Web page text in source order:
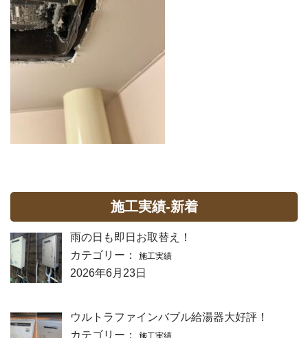
施工実績-新着
雨の日も即日お取替え！
カテゴリー：
施工実績
2026年6月23日
ウルトラファインバブル給湯器大好評！
カテゴリー：
施工実績